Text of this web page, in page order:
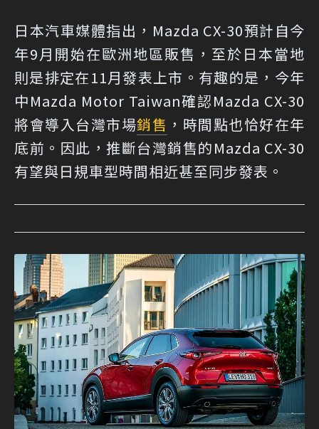
日本汽車媒體指出，Mazda CX-30預計自今
年9月開始在歐洲地區販售，至於日本當地
則是排定在11月發表上市。有趣的是，今年
中Mazda Motor Taiwan確認Mazda CX-30
將會導入台灣市場銷售 ，時間點也恰好在年
底前。因此，推斷台灣銷售的Mazda CX-30
有望與日規車型時間相近甚至同步發表。